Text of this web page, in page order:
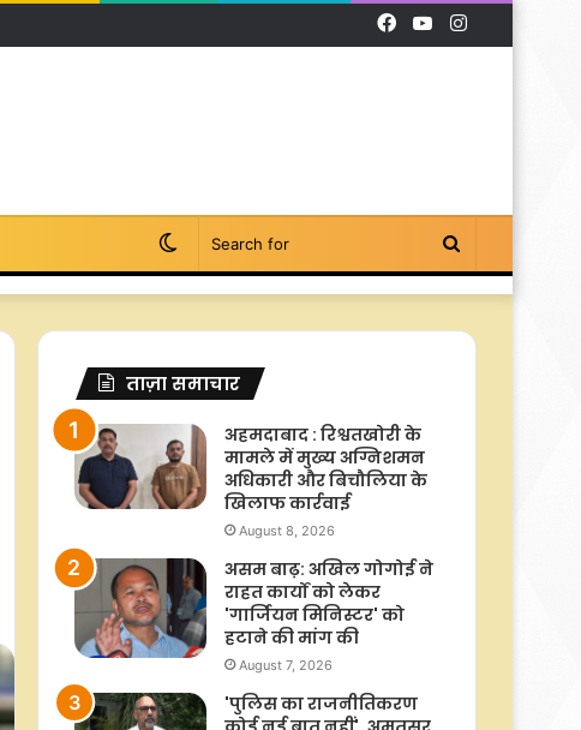
Instagram
YouTube
Facebook
Search
for
Switch
skin
ताज़ा समाचार
अहमदाबाद : रिश्वतखोरी के
मामले में मुख्य अग्निशमन
अधिकारी और बिचौलिया के
खिलाफ कार्रवाई
August 8, 2026
असम बाढ़: अखिल गोगोई ने
राहत कार्यों को लेकर
'गार्जियन मिनिस्टर' को
हटाने की मांग की
August 7, 2026
'पुलिस का राजनीतिकरण